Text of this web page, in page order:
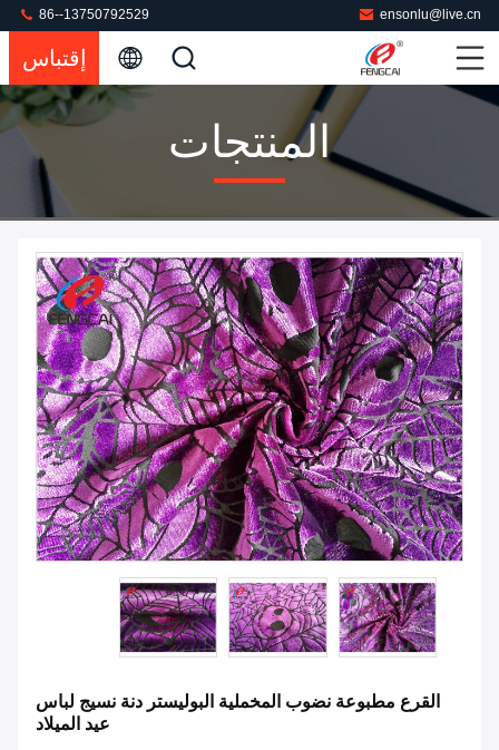
ensonlu@live.cn
86--13750792529
إقتباس
المنتجات
القرع مطبوعة نضوب المخملية البوليستر دنة نسيج لباس
عيد الميلاد